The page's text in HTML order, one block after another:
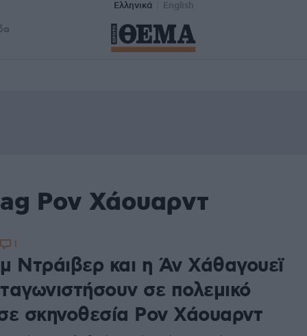
Ελληνικά English
Ρον Χάουαρντ
Ντράιβερ και η Άν Χάθαγουεϊ
σε πολεμικό
σκηνοθεσία Ρον Χάουαρντ
1